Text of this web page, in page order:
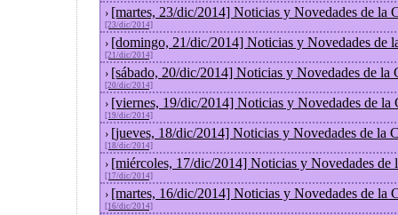
› [martes, 23/dic/2014] Noticias y Novedades de la
[23/dic/2014]
› [domingo, 21/dic/2014] Noticias y Novedades de
[21/dic/2014]
› [sábado, 20/dic/2014] Noticias y Novedades de la
[20/dic/2014]
› [viernes, 19/dic/2014] Noticias y Novedades de la
[19/dic/2014]
› [jueves, 18/dic/2014] Noticias y Novedades de la
[18/dic/2014]
› [miércoles, 17/dic/2014] Noticias y Novedades de
[17/dic/2014]
› [martes, 16/dic/2014] Noticias y Novedades de la
[16/dic/2014]